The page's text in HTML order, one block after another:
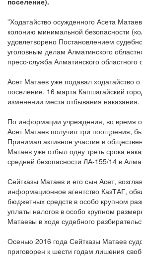
"Ходатайство осужденного Асета
колонию минимальной безопасности
удовлетворено Постановлением
уголовным делам Алматинского
пресс-служба Алматинского областного
Асет Матаев уже подавал ходатайство
поселение. 16 марта Капшагайский
изменении места отбывания наказания.
По информации учреждения, во время
Асет Матаев получил три поощрения,
Принимал активное участие в
Матаев уже отбыл одну треть срока
средней безопасности ЛА-155/14 в
Сейтказы Матаев и его сын Асет,
информационное агентство КазТАГ,
бюджетных средств в особо крупном
уплаты налогов в особо крупном
Матаевы в ходе судебного
Осенью 2016 года Сейтказы Матаев
приговорен к шести годам лишения